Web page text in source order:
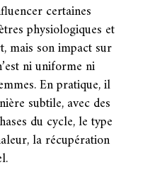
certaines
physiologiques et
mais son impact sur
ni uniforme ni
En pratique, il
subtile, avec des
du cycle, le type
la récupération